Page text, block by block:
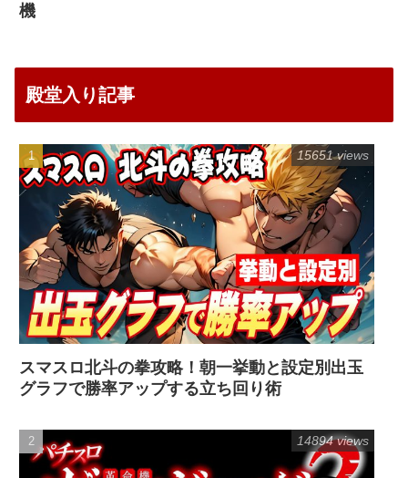
機
殿堂入り記事
スマスロ北斗の拳攻略！朝一挙動と設定別出玉
グラフで勝率アップする立ち回り術
15651 views
14894 views